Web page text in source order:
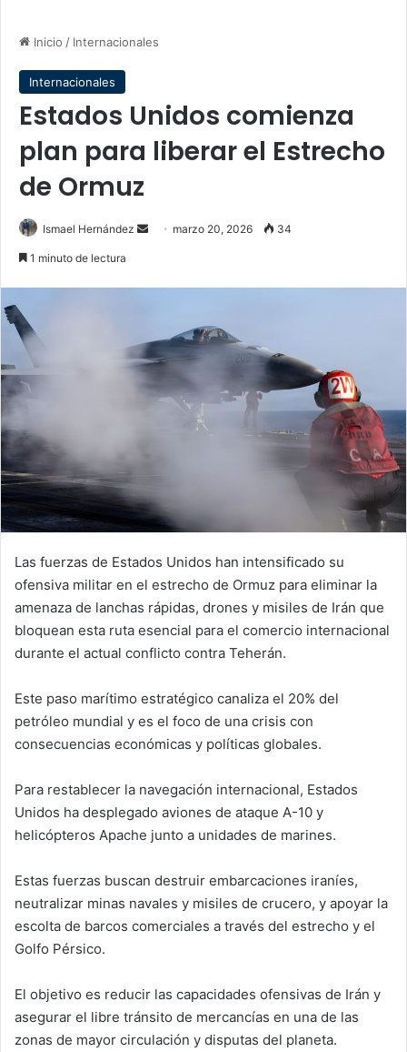
Inicio / Internacionales
Internacionales
Estados Unidos comienza
plan para liberar el Estrecho
de Ormuz
Ismael Hernández
Send marzo 20, 2026 34
1 minuto de lectura
Las fuerzas de Estados Unidos han intensificado su
ofensiva militar en el estrecho de Ormuz para eliminar la
amenaza de lanchas rápidas, drones y misiles de Irán que
bloquean esta ruta esencial para el comercio internacional
durante el actual conflicto contra Teherán.
Este paso marítimo estratégico canaliza el 20% del
petróleo mundial y es el foco de una crisis con
consecuencias económicas y políticas globales.
Para restablecer la navegación internacional, Estados
Unidos ha desplegado aviones de ataque A-10 y
helicópteros Apache junto a unidades de marines.
Estas fuerzas buscan destruir embarcaciones iraníes,
neutralizar minas navales y misiles de crucero, y apoyar la
escolta de barcos comerciales a través del estrecho y el
Golfo Pérsico.
El objetivo es reducir las capacidades ofensivas de Irán y
asegurar el libre tránsito de mercancías en una de las
zonas de mayor circulación y disputas del planeta.